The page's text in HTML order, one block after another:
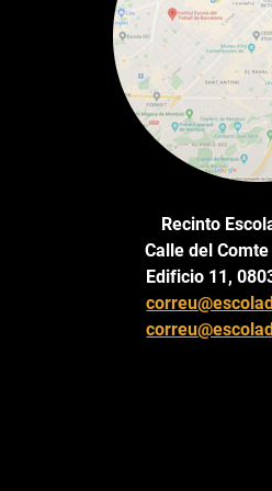
Recinto
Calle del
Edificio 11,